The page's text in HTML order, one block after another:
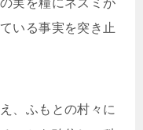
実を糧にネズミが
いる事実を突き止
、ふもとの村々に